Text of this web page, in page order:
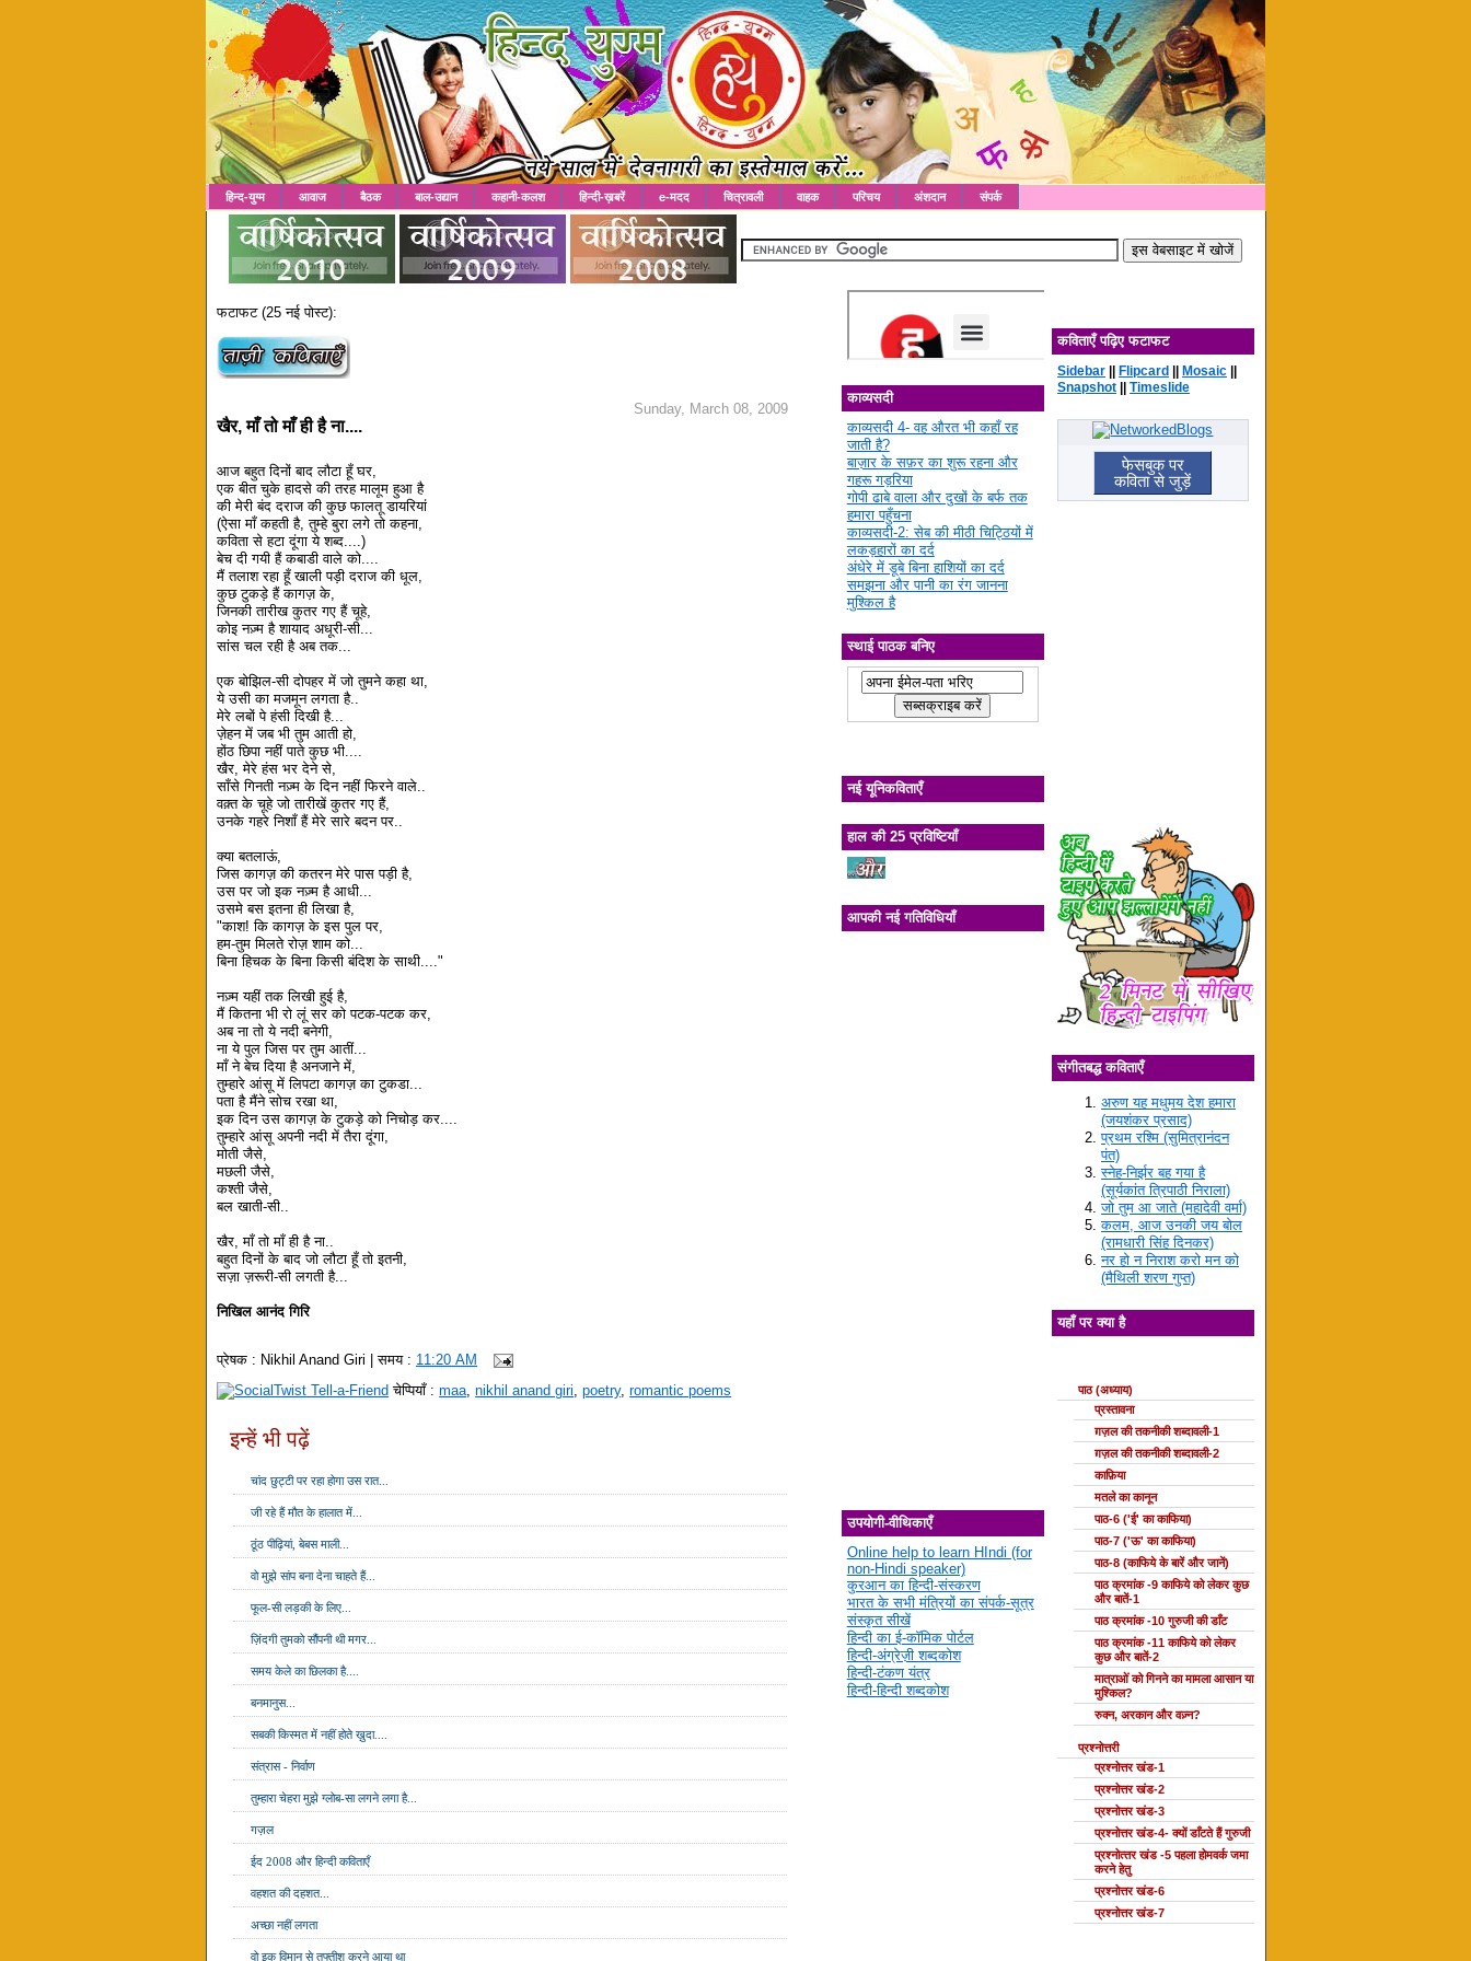
हिन्द-युग्म आवाज बैठक बाल-उद्यान कहानी-कलश हिन्दी-ख़बरें e-मदद चित्रावली वाहक परिचय अंशदान संपर्क
फटाफट (25 नई पोस्ट):
Sunday, March 08, 2009
खैर, माँ तो माँ ही है ना....
आज बहुत दिनों बाद लौटा हूँ घर,
एक बीत चुके हादसे की तरह मालूम हुआ है
की मेरी बंद दराज की कुछ फालतू डायरियां
(ऐसा माँ कहती है, तुम्हे बुरा लगे तो कहना,
कविता से हटा दूंगा ये शब्द....)
बेच दी गयी हैं कबाडी वाले को....
मैं तलाश रहा हूँ खाली पड़ी दराज की धूल,
कुछ टुकड़े हैं कागज़ के,
जिनकी तारीख कुतर गए हैं चूहे,
कोइ नज़्म है शायाद अधूरी-सी...
सांस चल रही है अब तक...
एक बोझिल-सी दोपहर में जो तुमने कहा था,
ये उसी का मजमून लगता है..
मेरे लबों पे हंसी दिखी है...
ज़ेहन में जब भी तुम आती हो,
होंठ छिपा नहीं पाते कुछ भी....
खैर, मेरे हंस भर देने से,
साँसे गिनती नज़्म के दिन नहीं फिरने वाले..
वक़्त के चूहे जो तारीखें कुतर गए हैं,
उनके गहरे निशाँ हैं मेरे सारे बदन पर..
क्या बतलाऊं,
जिस कागज़ की कतरन मेरे पास पड़ी है,
उस पर जो इक नज़्म है आधी...
उसमे बस इतना ही लिखा है,
"काश! कि कागज़ के इस पुल पर,
हम-तुम मिलते रोज़ शाम को...
बिना हिचक के बिना किसी बंदिश के साथी...."
नज़्म यहीं तक लिखी हुई है,
मैं कितना भी रो लूं सर को पटक-पटक कर,
अब ना तो ये नदी बनेगी,
ना ये पुल जिस पर तुम आतीं...
माँ ने बेच दिया है अनजाने में,
तुम्हारे आंसू में लिपटा कागज़ का टुकडा...
पता है मैंने सोच रखा था,
इक दिन उस कागज़ के टुकड़े को निचोड़ कर....
तुम्हारे आंसू अपनी नदी में तैरा दूंगा,
मोती जैसे,
मछली जैसे,
कश्ती जैसे,
बल खाती-सी..
खैर, माँ तो माँ ही है ना..
बहुत दिनों के बाद जो लौटा हूँ तो इतनी,
सज़ा ज़रूरी-सी लगती है...
निखिल आनंद गिरि
प्रेषक : Nikhil Anand Giri | समय : 11:20 AM
चेप्पियाँ :maa,nikhil anand giri,poetry,romantic poems
इन्हें भी पढ़ें
चांद छुट्टी पर रहा होगा उस रात...
जी रहे हैं मौत के हालात में...
ठूंठ पीढ़ियां, बेबस माली...
वो मुझे सांप बना देना चाहते हैं...
फूल-सी लड़की के लिए...
ज़िंदगी तुमको सौंपनी थी मगर...
समय केले का छिलका है....
बनमानुस...
सबकी किस्मत में नहीं होते ख़ुदा....
संत्रास - निर्वाण
तुम्हारा चेहरा मुझे ग्लोब-सा लगने लगा है...
गज़ल
ईद 2008 और हिन्दी कविताएँ
वहशत की दहशत...
अच्छा नहीं लगता
वो इक विमान से तफ्तीश करने आया था
काव्यसदी
काव्यसदी 4- वह औरत भी कहाँ रह
जाती है?
बाज़ार के सफ़र का शुरू रहना और
गहरू गड़रिया
गोपी ढाबे वाला और दुखों के बर्फ तक
हमारा पहुँचना
काव्यसदी-2: सेब की मीठी चिट्ठियों में
लकड़हारों का दर्द
अंधेरे में डूबे बिना हाशियों का दर्द
समझना और पानी का रंग जानना
मुश्किल है
स्थाई पाठक बनिए
नई यूनिकविताएँ
हाल की 25 प्रविष्टियाँ
आपकी नई गतिविधियाँ
उपयोगी-वीथिकाएँ
Online help to learn HIndi (for
non-Hindi speaker)
कुरआन का हिन्दी-संस्करण
भारत के सभी मंत्रियों का संपर्क-सूत्र
संस्कृत सीखें
हिन्दी का ई-कॉमिक पोर्टल
हिन्दी-अंग्रेज़ी शब्दकोश
हिन्दी-टंकण यंत्र
हिन्दी-हिन्दी शब्दकोश
कविताएँ पढ़िए फटाफट
Sidebar ||Flipcard ||Mosaic ||
Snapshot ||Timeslide
फेसबुक पर
कविता से जुड़ें
संगीतबद्ध कविताएँ
अरुण यह मधुमय देश हमारा
(जयशंकर प्रसाद)
प्रथम रश्मि (सुमित्रानंदन
पंत)
स्नेह-निर्झर बह गया है
(सूर्यकांत त्रिपाठी निराला)
जो तुम आ जाते (महादेवी वर्मा)
कलम, आज उनकी जय बोल
(रामधारी सिंह दिनकर)
नर हो न निराश करो मन को
(मैथिली शरण गुप्त)
यहाँ पर क्या है
पाठ (अध्याय)
प्रस्तावना
ग़ज़ल की तकनीकी शब्दावली-1
ग़ज़ल की तकनीकी शब्दावली-2
काफ़िया
मतले का कानून
पाठ-6 ('ई' का काफिया)
पाठ-7 ('ऊ' का काफिया)
पाठ-8 (काफिये के बारें और जानें)
पाठ क्रमांक -9 काफिये को लेकर कुछ
और बातें-1
पाठ क्रमांक -10 गुरुजी की डाँट
पाठ क्रमांक -11 काफिये को लेकर
कुछ और बातें-2
मात्राओं को गिनने का मामला आसान या
मुश्किल?
रुक्न, अरकान और वज़्न?
प्रश्नोत्तरी
प्रश्नोत्तर खंड-1
प्रश्नोत्तर खंड-2
प्रश्नोत्तर खंड-3
प्रश्नोत्तर खंड-4- क्यों डाँटते हैं गुरुजी
प्रश्‍नोत्‍तर खंड -5 पहला होमवर्क जमा
करने हेतु
प्रश्नोत्तर खंड-6
प्रश्नोत्तर खंड-7